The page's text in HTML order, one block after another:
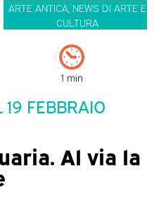
ARTE ANTICA, NEWS DI ARTE E
CULTURA
1 min
19 FEBBRAIO
Al via la